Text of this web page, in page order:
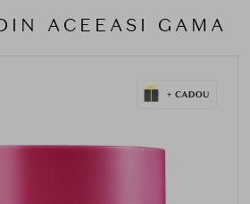
ACEEASI GAMA